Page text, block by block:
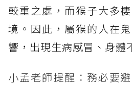
較重之處，而猴子大多
境。因此，屬猴的人在
響，出現生病感冒、身體
小孟老師提醒：務必要